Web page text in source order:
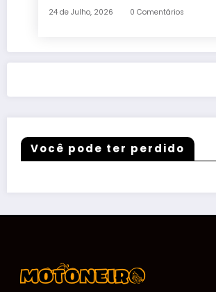
24 de Julho, 2026 0 Comentários
Você pode ter perdido